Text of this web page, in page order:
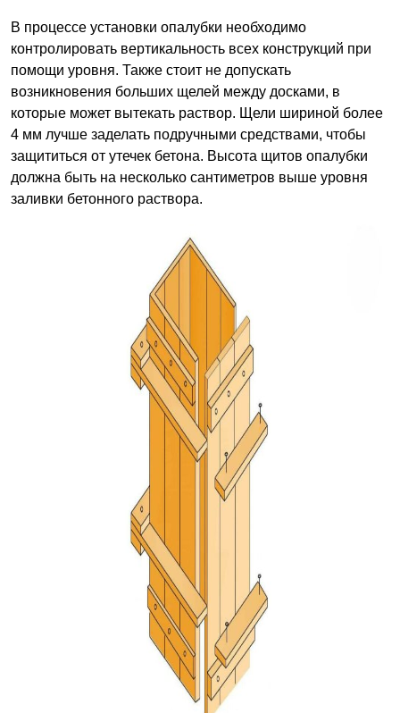
В процессе установки опалубки необходимо
контролировать вертикальность всех конструкций при
помощи уровня. Также стоит не допускать
возникновения больших щелей между досками, в
которые может вытекать раствор. Щели шириной более
4 мм лучше заделать подручными средствами, чтобы
защититься от утечек бетона. Высота щитов опалубки
должна быть на несколько сантиметров выше уровня
заливки бетонного раствора.